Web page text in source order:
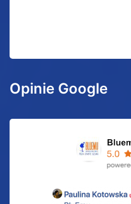
Opinie Google